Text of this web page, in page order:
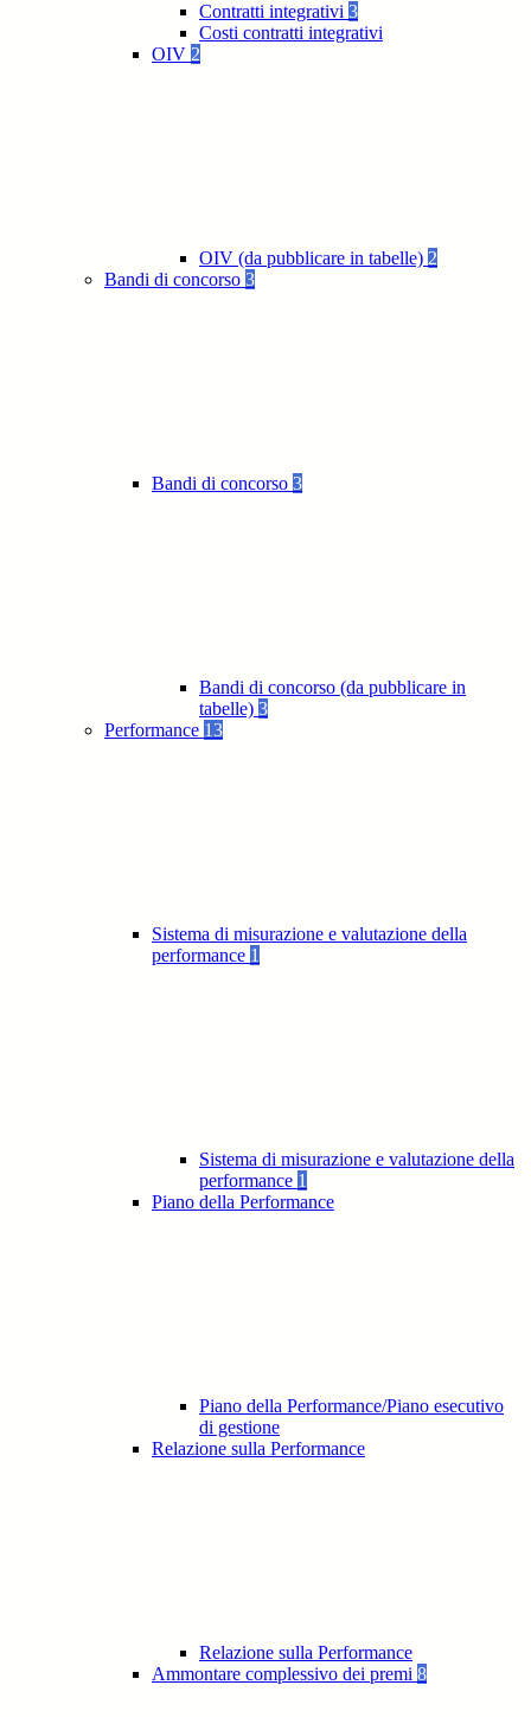
Contratti integrativi 3
Costi contratti integrativi
OIV 2
OIV (da pubblicare in tabelle) 2
Bandi di concorso 3
Bandi di concorso 3
Bandi di concorso (da pubblicare in
tabelle) 3
Performance 13
Sistema di misurazione e valutazione della
performance 1
Sistema di misurazione e valutazione della
performance 1
Piano della Performance
Piano della Performance/Piano esecutivo
di gestione
Relazione sulla Performance
Relazione sulla Performance
Ammontare complessivo dei premi 8